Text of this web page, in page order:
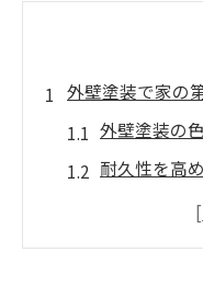
外壁塗装で家の
外壁塗装の
耐久性を高
外壁塗装に
プロによる